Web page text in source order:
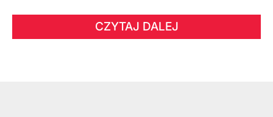
CZYTAJ DALEJ